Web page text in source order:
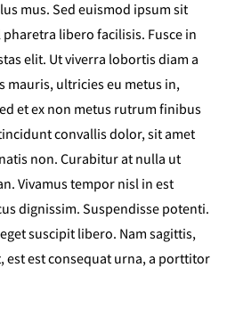
mus. Sed euismod ipsum sit
libero facilisis. Fusce in
elit. Ut viverra lobortis diam a
mauris, ultricies eu metus in,
et ex non metus rutrum finibus
convallis dolor, sit amet
non. Curabitur at nulla ut
Vivamus tempor nisl in est
dignissim. Suspendisse potenti.
suscipit libero. Nam sagittis,
est est consequat urna, a porttitor